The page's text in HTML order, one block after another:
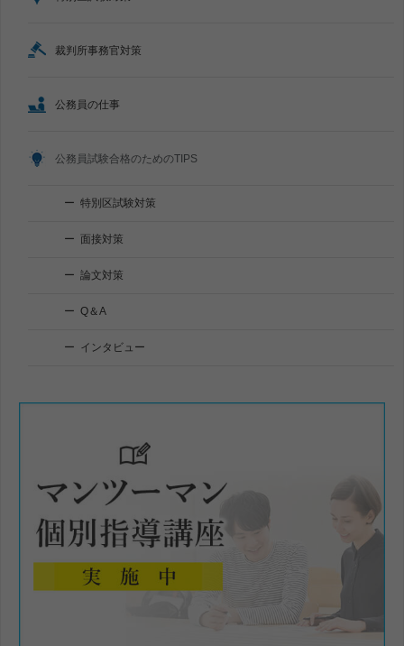
裁判所事務官対策
公務員の仕事
公務員試験合格のためのTIPS
特別区試験対策
面接対策
論文対策
Q＆A
インタビュー